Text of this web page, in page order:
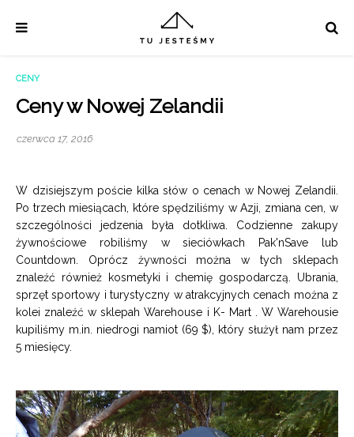
CENY
Ceny w Nowej Zelandii
czerwca 17, 2016
W dzisiejszym poście kilka słów o cenach w Nowej Zelandii.
Po trzech miesiącach, które spędziliśmy w Azji, zmiana cen, w
szczególności jedzenia była dotkliwa. Codzienne zakupy
żywnościowe robiliśmy w sieciówkach
Pak'nSave
lub
Countdown . Oprócz żywności można w tych sklepach
znaleźć również kosmetyki i chemię gospodarczą. Ubrania,
sprzęt sportowy i turystyczny w atrakcyjnych cenach można z
kolei znaleźć w sklepahWarehouse i K- Mart
. W Warehousie
kupiliśmy m.in. niedrogi namiot (69 $), który służył nam przez
5 miesięcy.